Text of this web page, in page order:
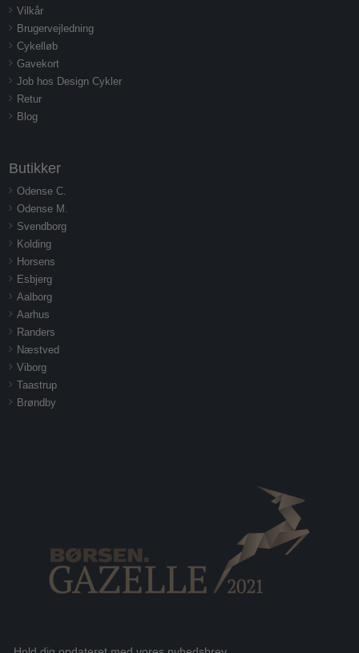
Vilkår
Brugervejledning
Cykelløb
Gavekort
Job hos Design Cykler
Retur
Blog
Butikker
Odense C.
Odense M.
Svendborg
Kolding
Horsens
Esbjerg
Aalborg
Aarhus
Randers
Næstved
Viborg
Taastrup
Brøndby